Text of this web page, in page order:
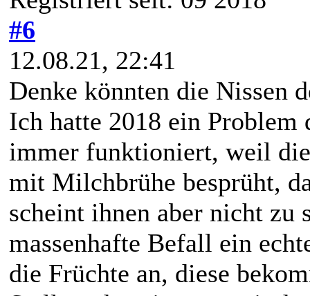
#6
12.08.21, 22:41
Denke könnten die Nissen
Ich hatte 2018 ein
immer funktioniert, weil
mit Milchbrühe besprüht,
scheint ihnen aber nicht zu
massenhafte Befall ein
die Früchte an, diese